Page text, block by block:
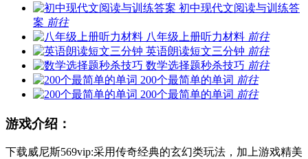
初中现代文阅读与训练答
案 前往
八年级上册听力材料 前往
英语朗读短文三分钟 前往
数学选择题秒杀技巧 前往
200个最简单的单词 前往
200个最简单的单词 前往
游戏介绍：
下载威尼斯569vip:采用传奇经典的玄幻类玩法，加上游戏精美